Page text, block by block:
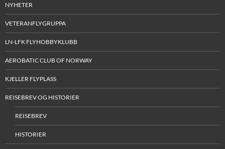
NYHETER
VETERANFLYGRUPPA
LN-LFK FLYHOBBYKLUBB
AEROBATIC CLUB OF NORWAY
KJELLER FLYPLASS
REISEBREV OG HISTORIER
REISEBREV
HISTORIER